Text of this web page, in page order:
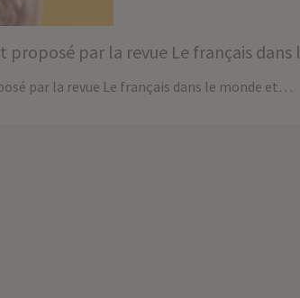
proposé par la revue Le français dans
par la revue Le français dans le monde et…